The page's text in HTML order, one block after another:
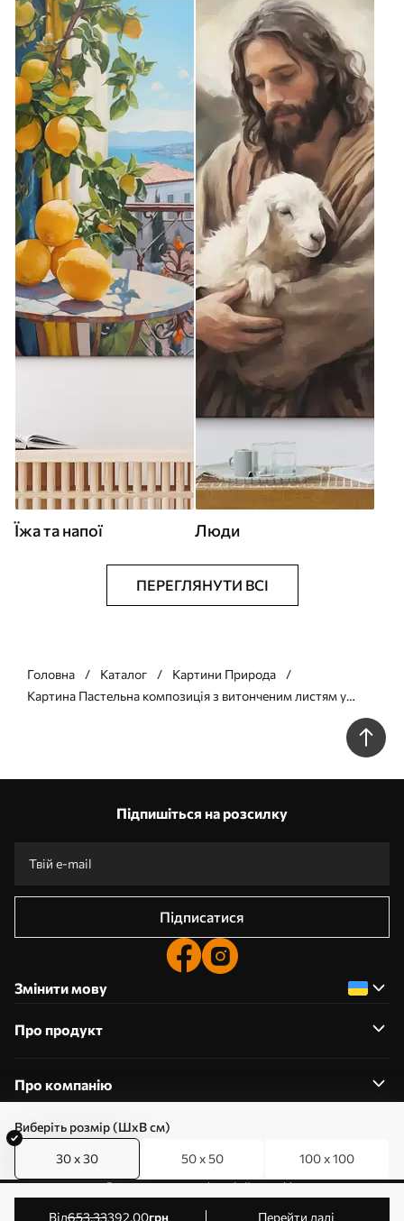
Виберіть розмір (ШхВ см)
30 x 30 50 x 50 100 x 100
від653.33392.00грн Перейти далі
Їжа та напої Люди
ПЕРЕГЛЯНУТИ ВСІ
Головна Каталог
Картини Природа
Картина Пастельна композиція з витонченим листям у
Підпишіться на розсилку
Підписатися
Змінити мову
Про продукт
Про компанію
0800357223
Редагування дозволів на файли cookie
© 2011-2026 Art-holst. Усі права захищені. Власник: